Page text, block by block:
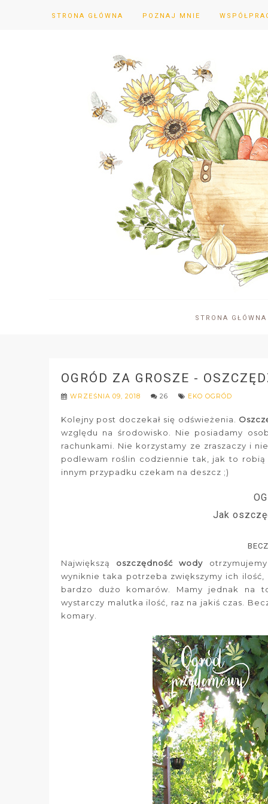
STRONA GŁÓWNA POZNAJ MNIE
STRONA GŁÓWNA
OGRÓD ZA GROSZE -
WRZEŚNIA 09, 2018 26 EKO OGRÓD
Kolejny post doczekał się odświeżenia.
względu na środowisko. Nie posiadamy
rachunkami. Nie korzystamy ze zraszaczy i
podlewam roślin codziennie tak, jak to
innym przypadku czekam na deszcz ;)
Jak
Największą oszczędność wody
wyniknie taka potrzeba zwiększymy ich
bardzo dużo komarów. Mamy jednak na
wystarczy malutka ilość, raz na jakiś czas.
komary.